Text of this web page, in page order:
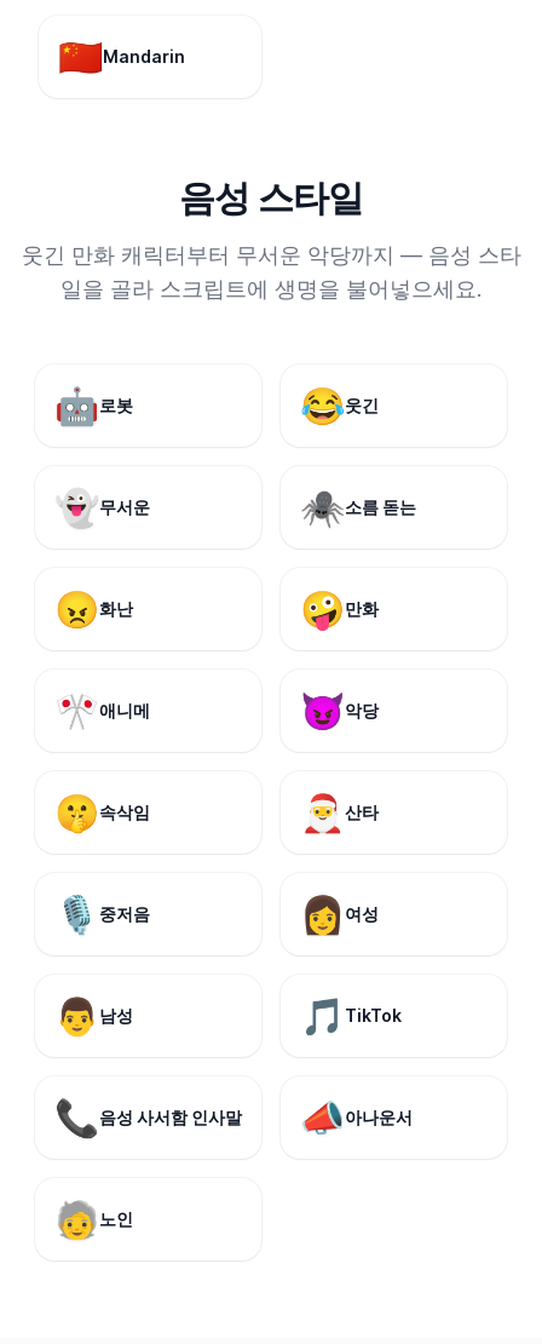
🇨🇳Mandarin
음성 스타일
웃긴 만화 캐릭터부터 무서운 악당까지 — 음성 스타
일을 골라 스크립트에 생명을 불어넣으세요.
🤖 로봇 😂웃긴
👻무서운 🕷️소름 돋는
😠화난 🤪만화
🎌애니메 😈악당
🤫속삭임 🎅 산타
🎙️ 중저음 👩 여성
👨 남성 🎵 TikTok
📞 음성 사서함 인사말 📣아나운서
🧓 노인